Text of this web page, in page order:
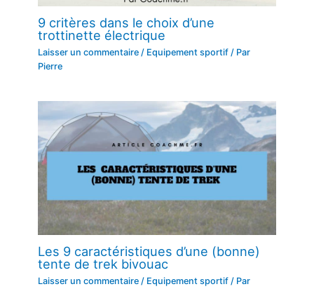
9 critères dans le choix d’une
trottinette électrique
Laisser un commentaire / Equipement sportif / Par
Pierre
Les 9 caractéristiques d’une (bonne)
tente de trek bivouac
Laisser un commentaire / Equipement sportif / Par